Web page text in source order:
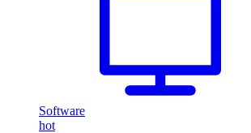
Software
hot